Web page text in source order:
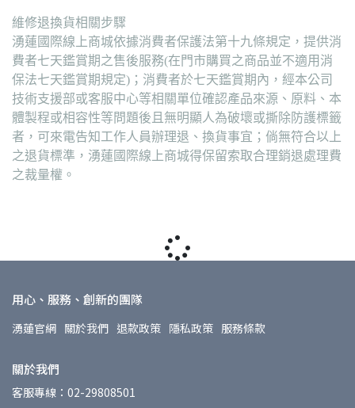
維修退換貨相關步驟
湧蓮國際線上商城依據消費者保護法第十九條規定，提供消
費者七天鑑賞期之售後服務(在門市購買之商品並不適用消
保法七天鑑賞期規定)；消費者於七天鑑賞期內，經本公司
技術支援部或客服中心等相關單位確認產品來源、原料、本
體製程或相容性等問題後且無明顯人為破壞或撕除防護標籤
者，可來電告知工作人員辦理退、換貨事宜；倘無符合以上
之退貨標準，湧蓮國際線上商城得保留索取合理銷退處理費
之裁量權。
用心、服務、創新的團隊
湧蓮官網 關於我們 退款政策 隱私政策 服務條款
關於我們
客服專線：02-29808501